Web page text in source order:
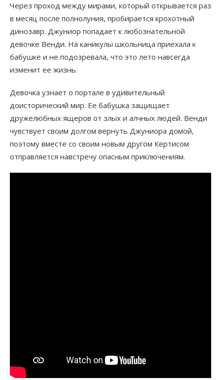
Через проход между мирами, который открывается раз
в месяц после полнолуния, пробирается крохотный
динозавр. Джуниор попадает к любознательной
девочке Венди. На каникулы школьница приехала к
бабушке и не подозревала, что это лето навсегда
изменит ее жизнь.
Девочка узнает о портале в удивительный
доисторический мир. Ее бабушка защищает
дружелюбных ящеров от злых и алчных людей. Венди
чувствует своим долгом вернуть Джуниора домой,
поэтому вместе со своим новым другом Кертисом
отправляется навстречу опасным приключениям.